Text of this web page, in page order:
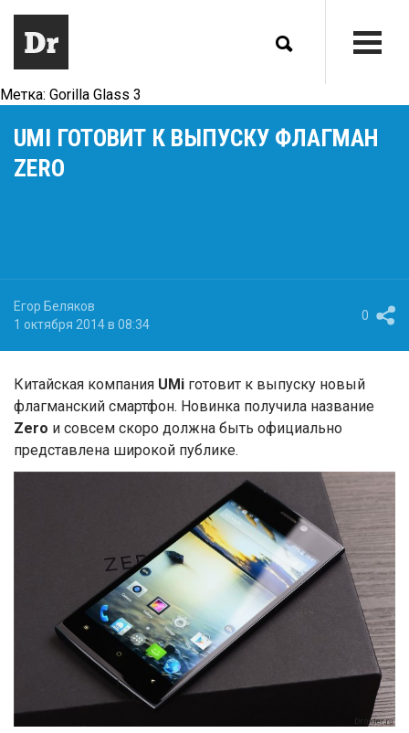
Метка: Gorilla Glass 3
UMI ГОТОВИТ К ВЫПУСКУ ФЛАГМАН
ZERO
Егор Беляков
1 октября 2014 в 08:34
0
Китайская компания UMi готовит к выпуску новый
флагманский смартфон. Новинка получила название
Zero и совсем скоро должна быть официально
представлена широкой публике.